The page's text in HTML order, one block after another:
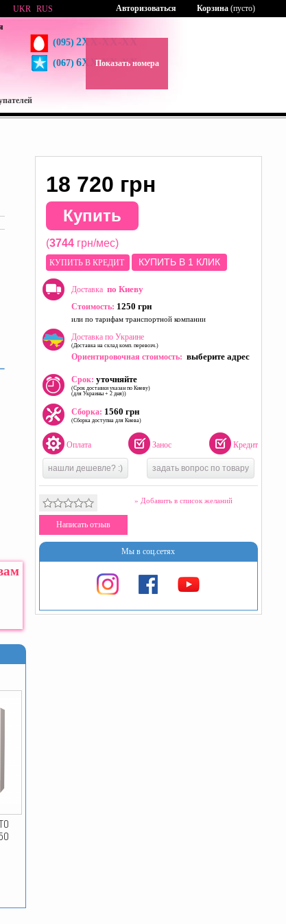
(095) 2XX-XX-XX
(067) 6XX-XX-XX
Показать номера
UKR RUS Корзина (пусто)
Авторизоваться
18 720 грн
Купить
(3744грн/мес)
КУПИТЬ В КРЕДИТ КУПИТЬ В 1 КЛИК
Доставка по Киеву
Стоимость: 1250 грн
или по тарифам транспортной компании
Доставка по Украине
(Доставка на склад комп. перевозч.)
Ориентировочная стоимость: выберите адрес
Срок: уточняйте
(Срок доставки указан по Киеву)
(для Украины + 2 дня))
Сборка: 1560 грн
(Сборка доступна для Киева)
Оплата Занос Кредит
нашли дешевле? :) задать вопрос по товару
» Добавить в список желаний
Написать отзыв
Мы в соц.сетях